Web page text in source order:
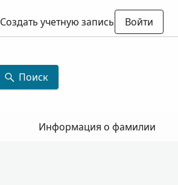
Создать учетную запись
Войти
Поиск
Информация о фамилии